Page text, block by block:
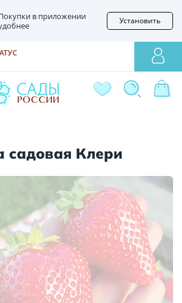
в приложении
Установить
садовая Клери